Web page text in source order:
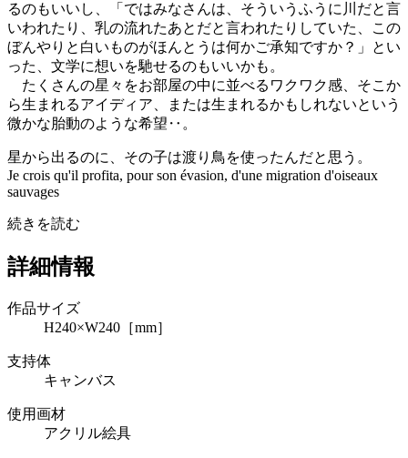
るのもいいし、「ではみなさんは、そういうふうに川だと言
いわれたり、乳の流れたあとだと言われたりしていた、この
ぼんやりと白いものがほんとうは何かご承知ですか？」とい
った、文学に想いを馳せるのもいいかも。
たくさんの星々をお部屋の中に並べるワクワク感、そこか
ら生まれるアイディア、または生まれるかもしれないという
微かな胎動のような希望‥。
星から出るのに、その子は渡り鳥を使ったんだと思う。
Je crois qu'il profita, pour son évasion, d'une migration d'oiseaux
sauvages
続きを読む
詳細情報
作品サイズ
H240×W240［mm］
支持体
キャンバス
使用画材
アクリル絵具